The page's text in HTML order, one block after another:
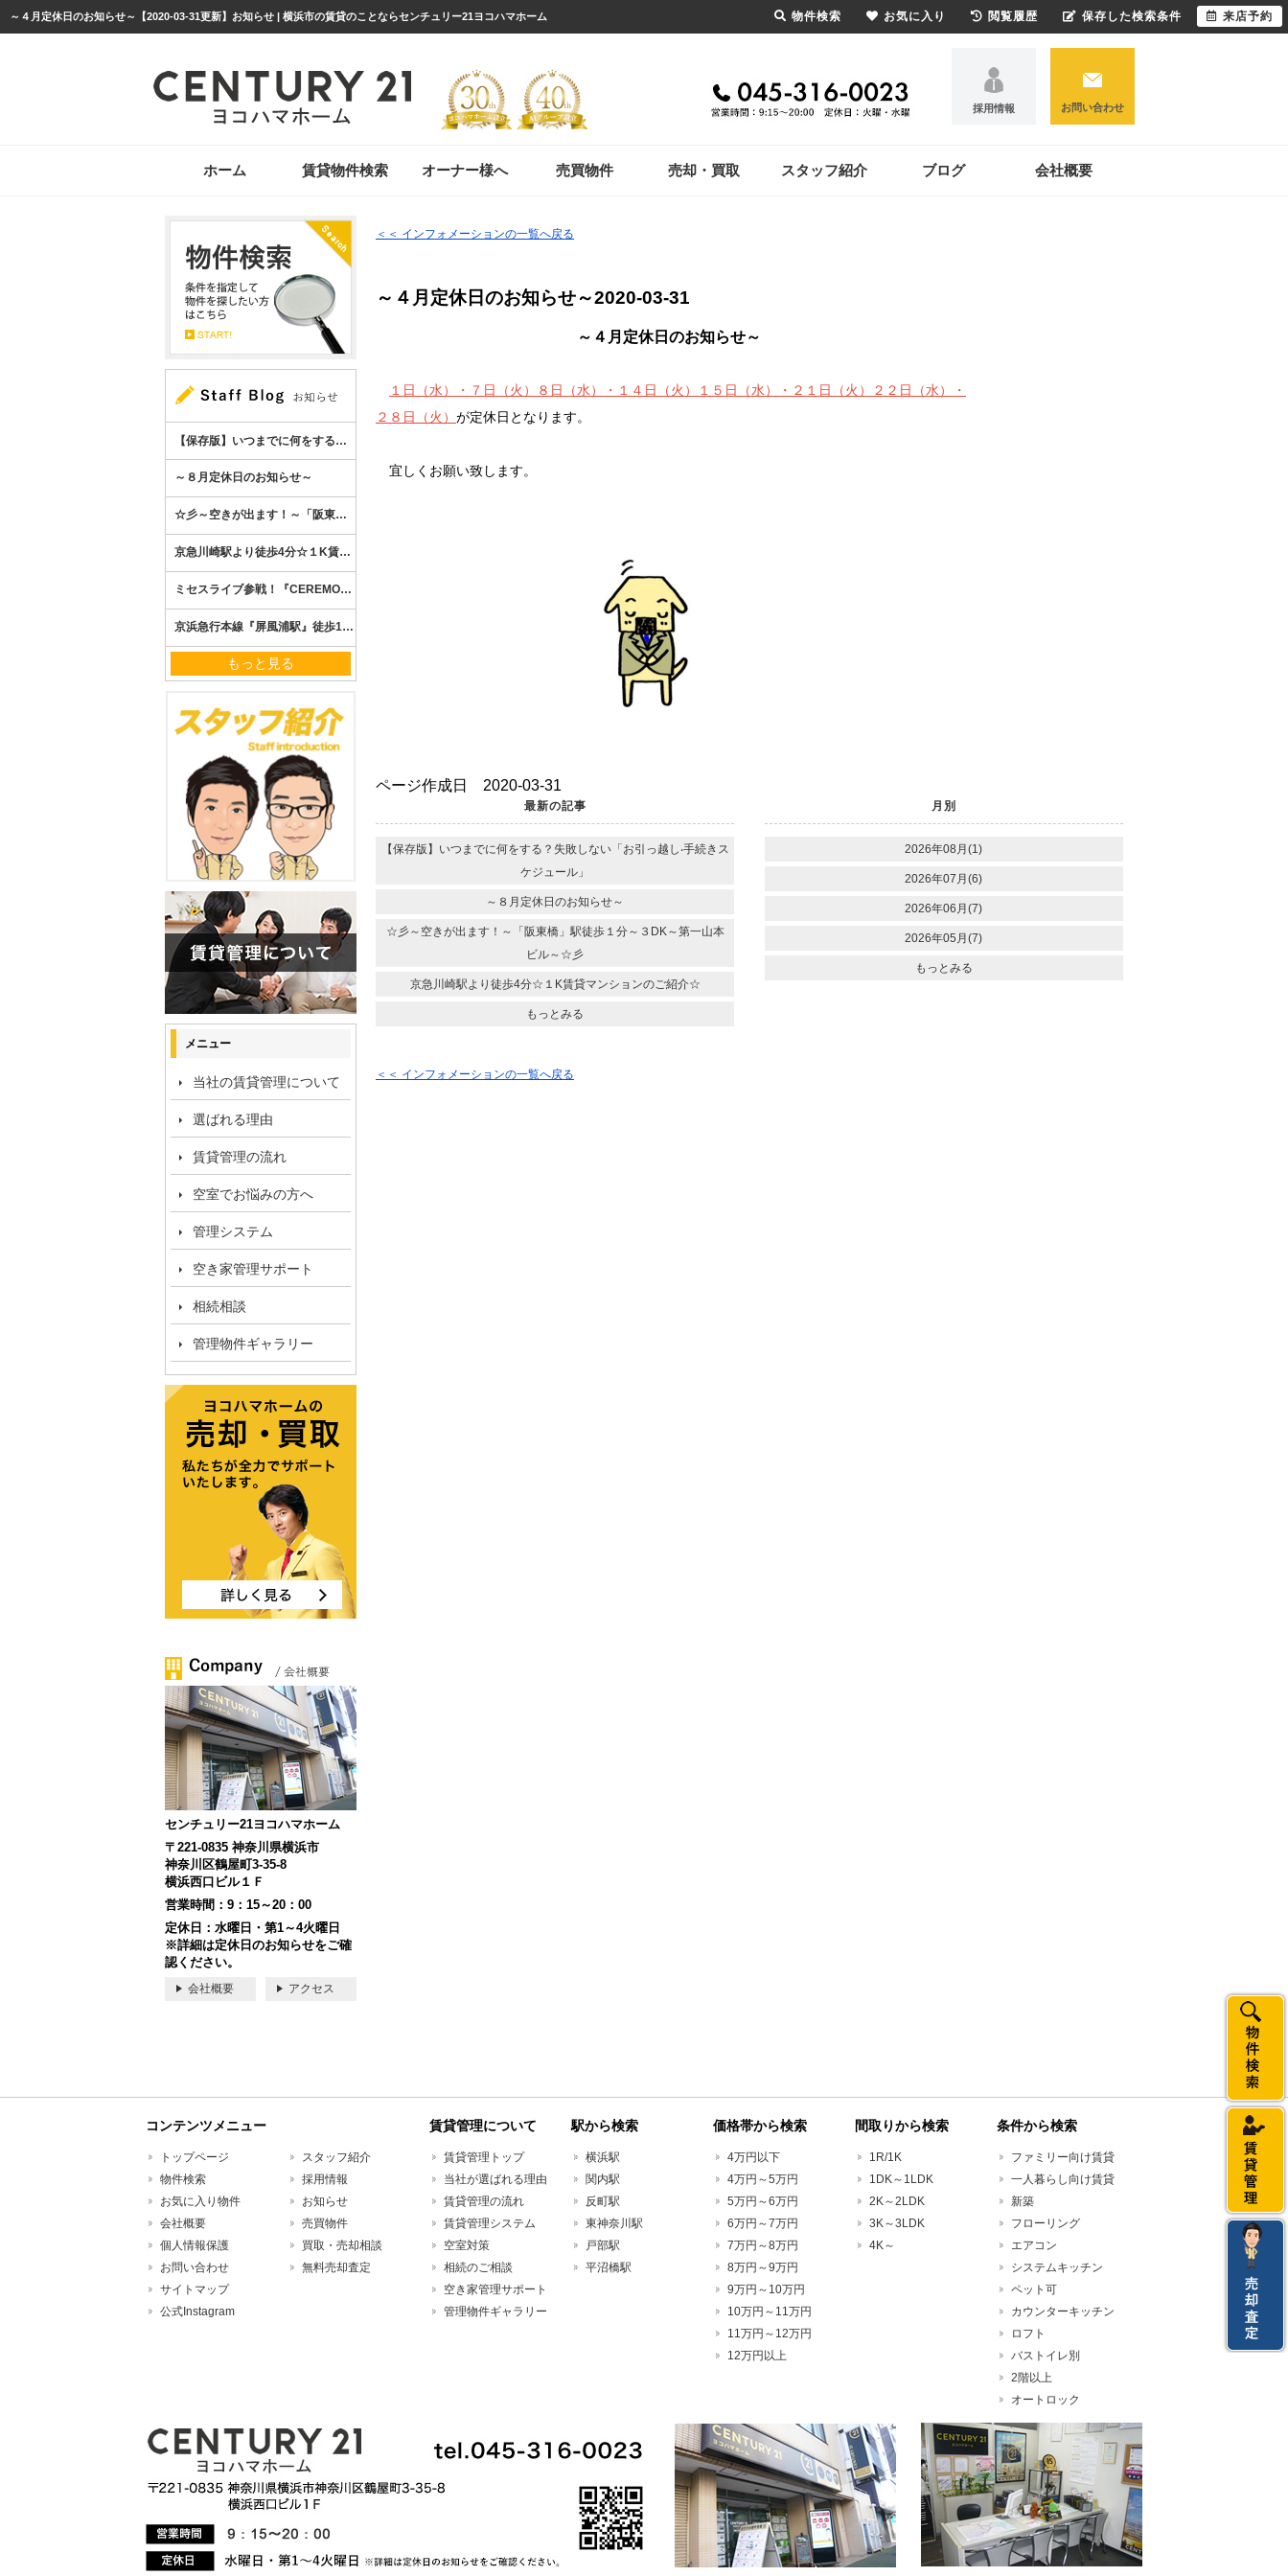
～４月定休日のお知らせ～【2020-03-31更新】お知らせ | 横浜市の賃貸のことならセンチュリー21ヨコハマホーム
採用情報 お問い合わせ
ホーム 賃貸物件検索 オーナー様へ 売買物件 売却・買取 スタッフ紹介 ブログ 会社概要
＜＜ インフォメーションの一覧へ戻る
～４月定休日のお知らせ～2020-03-31
～４月定休日のお知らせ～
１日（水）・７日（火）８日（水）・１４日（火）１５日（水）・２１日（火）２２日（水）・
２８日（火） が定休日となります。
宜しくお願い致します。
ページ作成日 2020-03-31
最新の記事
【保存版】いつまでに何をする？失敗しない「お引っ越し‧⼿続きス
ケジュール」
～８月定休日のお知らせ～
☆彡～空きが出ます！～「阪東橋」駅徒歩１分～３DK～第一山本
ビル～☆彡
京急川崎駅より徒歩4分☆１K賃貸マンションのご紹介☆
もっとみる
月別
2026年08月(1)
2026年07月(6)
2026年06月(7)
2026年05月(7)
もっとみる
＜＜ インフォメーションの一覧へ戻る
もっと見る
メニュー
当社の賃貸管理について
選ばれる理由
賃貸管理の流れ
空室でお悩みの方へ
管理システム
空き家管理サポート
相続相談
管理物件ギャラリー
センチュリー21ヨコハマホーム
〒221-0835 神奈川県横浜市
神奈川区鶴屋町3-35-8
横浜西口ビル１Ｆ
営業時間：9：15～20：00
定休日：水曜日・第1～4火曜日
※詳細は定休日のお知らせをご確
認ください。
会社概要 アクセス
コンテンツメニュー
トップページ
物件検索
お気に入り物件
会社概要
個人情報保護
お問い合わせ
サイトマップ
公式Instagram
スタッフ紹介
採用情報
お知らせ
売買物件
買取・売却相談
無料売却査定
賃貸管理について
賃貸管理トップ
当社が選ばれる理由
賃貸管理の流れ
賃貸管理システム
空室対策
相続のご相談
空き家管理サポート
管理物件ギャラリー
駅から検索
横浜駅
関内駅
反町駅
東神奈川駅
戸部駅
平沼橋駅
価格帯から検索
4万円以下
4万円～5万円
5万円～6万円
6万円～7万円
7万円～8万円
8万円～9万円
9万円～10万円
10万円～11万円
11万円～12万円
12万円以上
間取りから検索
1R/1K
1DK～1LDK
2K～2LDK
3K～3LDK
4K～
条件から検索
ファミリー向け賃貸
一人暮らし向け賃貸
新築
フローリング
エアコン
システムキッチン
ペット可
カウンターキッチン
ロフト
バストイレ別
2階以上
オートロック
物件検索 お気に入り 閲覧履歴 保存した検索条件 来店予約